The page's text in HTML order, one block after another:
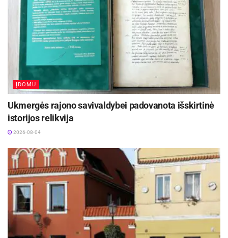
ĮDOMU
Ukmergės rajono savivaldybei padovanota išskirtinė
istorijos relikvija
2026-08-04